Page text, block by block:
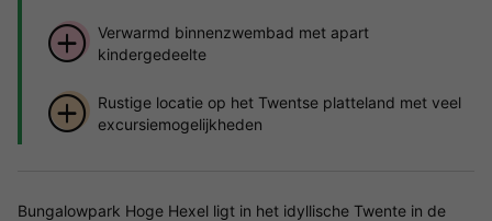
Verwarmd binnenzwembad met apart
kindergedeelte
Rustige locatie op het Twentse platteland met veel
excursiemogelijkheden
Bungalowpark Hoge Hexel ligt in het idyllische Twente in de